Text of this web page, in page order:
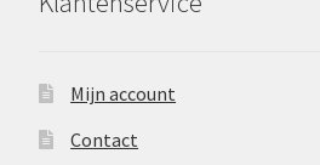
Mijn account
Contact